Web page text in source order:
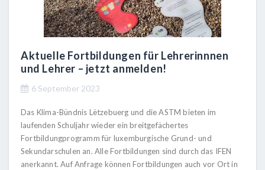
Aktuelle Fortbildungen für Lehrerinnnen
und Lehrer – jetzt anmelden!
6 September 2023
Das Klima-Bündnis Lëtzebuerg und die ASTM bieten im
laufenden Schuljahr wieder ein breitgefächertes
Fortbildungprogramm für luxemburgische Grund- und
Sekundarschulen an. Alle Fortbildungen sind durch das IFEN
anerkannt. Auf Anfrage können Fortbildungen auch vor Ort in